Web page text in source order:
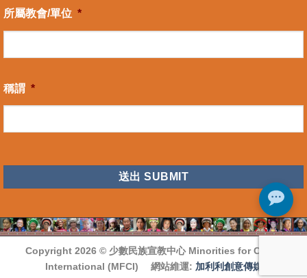
所屬教會/單位 *
稱謂 *
Copyright 2026 © 少數民族宣教中心 Minorities for Christ
International (MFCI) 網站維運: 加利利創意傳媒